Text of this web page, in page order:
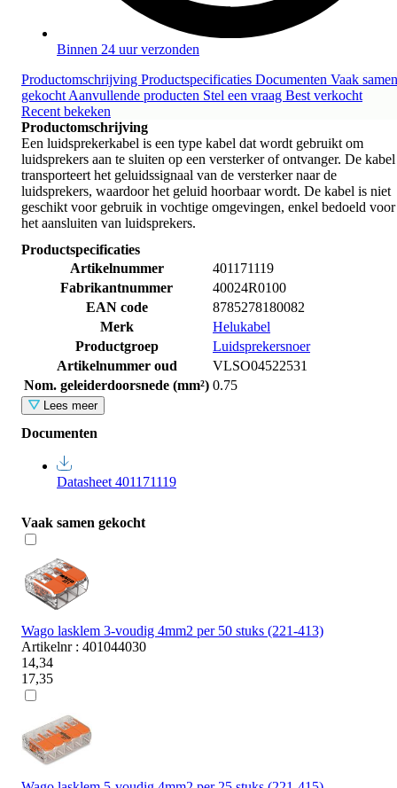
Binnen 24 uur verzonden
Productomschrijving Productspecificaties Documenten Vaak samen
gekocht Aanvullende producten Stel een vraag Best verkocht
Recent bekeken
Productomschrijving
Een luidsprekerkabel is een type kabel dat wordt gebruikt om
luidsprekers aan te sluiten op een versterker of ontvanger. De kabel
transporteert het geluidssignaal van de versterker naar de
luidsprekers, waardoor het geluid hoorbaar wordt. De kabel is niet
geschikt voor gebruik in vochtige omgevingen, enkel bedoeld voor
het aansluiten van luidsprekers.
Productspecificaties
Artikelnummer
401171119
Fabrikantnummer
40024R0100
EAN code
8785278180082
Merk
Helukabel
Productgroep
Luidsprekersnoer
Artikelnummer oud
VLSO04522531
Nom. geleiderdoorsnede (mm²) 0.75
Lees meer
Documenten
Datasheet 401171119
Vaak samen gekocht
Wago lasklem 3-voudig 4mm2 per 50 stuks (221-413)
Artikelnr : 401044030
14,34
17,35